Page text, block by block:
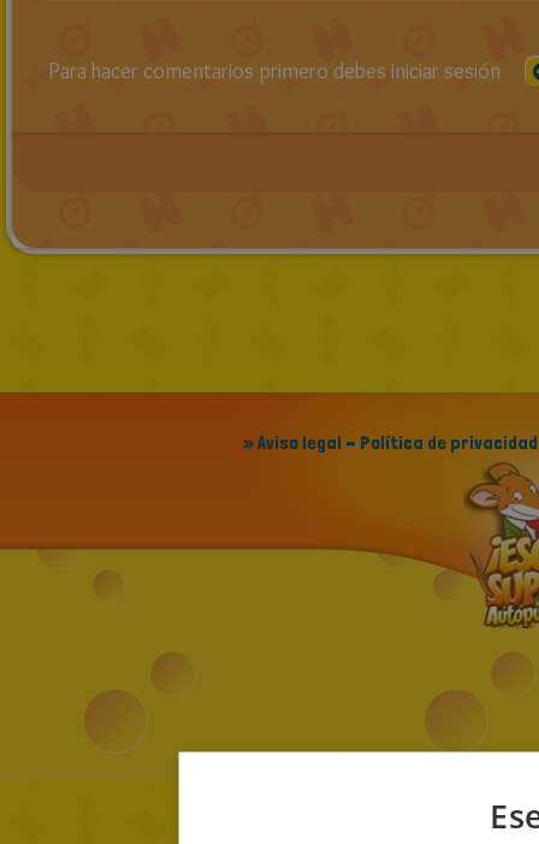
Para hacer comentarios primero debes iniciar sesión
» Aviso legal - Política de privacidad